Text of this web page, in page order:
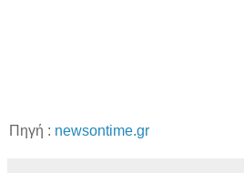
Πηγή : newsontime.gr